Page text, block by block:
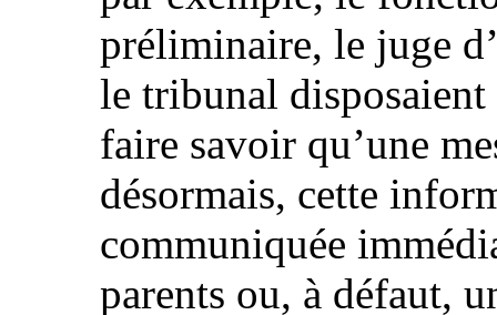
préliminaire, le juge
le tribunal
faire savoir qu’une
désormais, cette
communiquée
parents ou, à défaut,